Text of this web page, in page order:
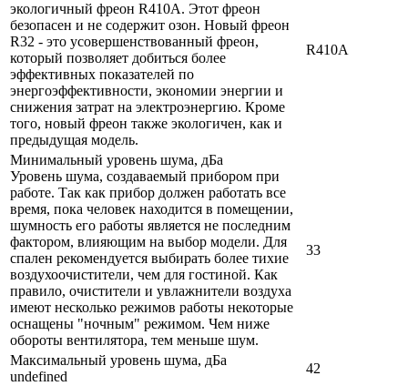
экологичный фреон R410A. Этот фреон
безопасен и не содержит озон. Новый фреон
R32 - это усовершенствованный фреон,
который позволяет добиться более
эффективных показателей по
энергоэффективности, экономии энергии и
снижения затрат на электроэнергию. Кроме
того, новый фреон также экологичен, как и
предыдущая модель.
R410A
Минимальный уровень шума, дБа
Уровень шума, создаваемый прибором при
работе. Так как прибор должен работать все
время, пока человек находится в помещении,
шумность его работы является не последним
фактором, влияющим на выбор модели. Для
спален рекомендуется выбирать более тихие
воздухоочистители, чем для гостиной. Как
правило, очистители и увлажнители воздуха
имеют несколько режимов работы некоторые
оснащены "ночным" режимом. Чем ниже
обороты вентилятора, тем меньше шум.
33
Максимальный уровень шума, дБа
undefined
42